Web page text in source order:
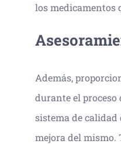
los medicamentos
Además,
durante el
sistema de
mejora del mismo.